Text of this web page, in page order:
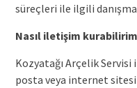
süreçleri ile ilgili
Nasıl iletişim
Kozyatağı Arçelik
posta veya internet